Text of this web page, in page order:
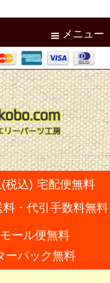
メニュー
税込) 宅配便無料
・代引手数料無料
ール便無料
ーパック無料